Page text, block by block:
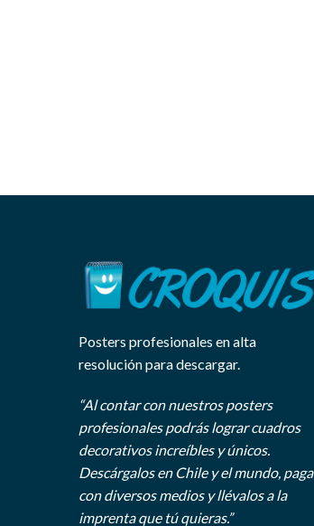
Posters profesionales en alta
resolución para descargar.
“Al contar con nuestros posters
profesionales podrás lograr cuadros
decorativos increíbles y únicos.
Descárgalos en Chile y el mundo, paga
con diversos medios y llévalos a la
imprenta que tú quieras.”